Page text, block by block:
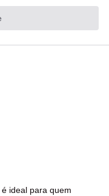
é ideal para quem